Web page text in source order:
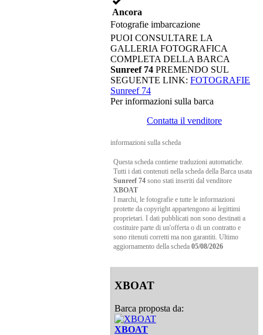
Ancora
Fotografie imbarcazione
PUOI CONSULTARE LA
GALLERIA FOTOGRAFICA
COMPLETA DELLA BARCA
Sunreef 74 PREMENDO SUL
SEGUENTE LINK: FOTOGRAFIE
Sunreef 74
Per informazioni sulla barca
Contatta il venditore
informazioni sulla scheda
Questa scheda contiene traduzioni automatiche.
Tutti i dati contenuti nella scheda della Barca usata
Sunreef 74 sono stati inseriti dal venditore
XBOAT
I marchi, le fotografie e tutte le informazioni
protette da copyright appartengono ai legittimi
proprietari. I dati pubblicati non sono destinati a
costituire parte di un'offerta o di un contratto e
sono ritenuti corretti ma non garantiti. Ultimo
aggiornamento della scheda 05/08/2026
XBOAT
Barca proposta da:
XBOAT